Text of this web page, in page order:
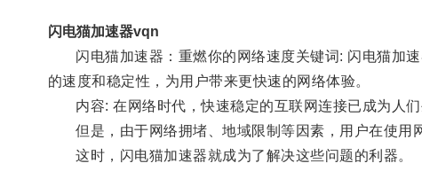
闪电猫加速器vqn
闪电猫加速器：重燃你的网络速度关键词: 闪电猫加速
的速度和稳定性，为用户带来更快速的网络体验。
内容: 在网络时代，快速稳定的互联网连接已成为人们
但是，由于网络拥堵、地域限制等因素，用户在使用
这时，闪电猫加速器就成为了解决这些问题的利器。